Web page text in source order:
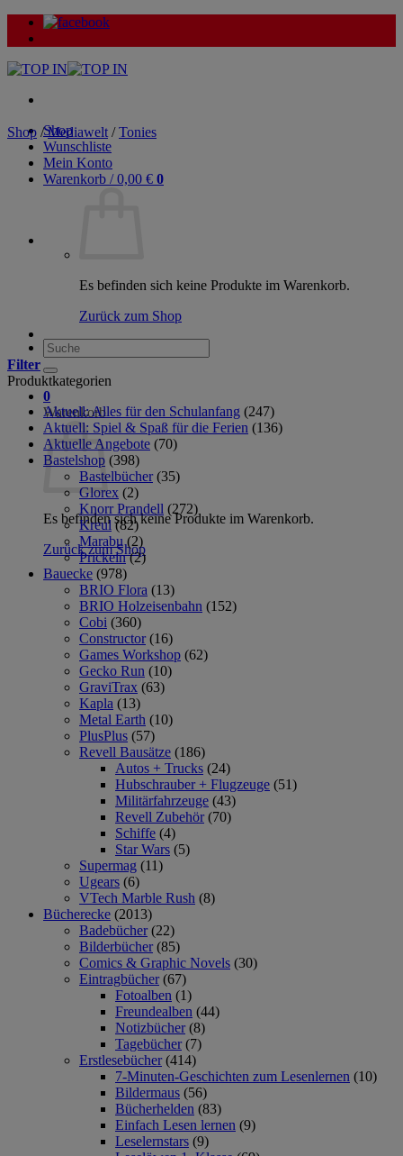
Zum
Inhalt
Shop
Wunschliste
Mein Konto
Warenkorb /0,00 € 0
Es befinden sich keine Produkte im Warenkorb.
Zurück zum Shop
Suche
nach:
0
Warenkorb
Es befinden sich keine Produkte im Warenkorb.
Zurück zum Shop
Shop / Mediawelt / Tonies
Filter
Produktkategorien
Aktuell: Alles für den Schulanfang (247)
Aktuell: Spiel & Spaß für die Ferien (136)
Aktuelle Angebote (70)
Bastelshop (398)
Bastelbücher (35)
Glorex (2)
Knorr Prandell (272)
Kreul (82)
Marabu (2)
Prickeln (2)
Bauecke (978)
BRIO Flora (13)
BRIO Holzeisenbahn (152)
Cobi (360)
Constructor (16)
Games Workshop (62)
Gecko Run (10)
GraviTrax (63)
Kapla (13)
Metal Earth (10)
PlusPlus (57)
Revell Bausätze (186)
Autos + Trucks (24)
Hubschrauber + Flugzeuge (51)
Militärfahrzeuge (43)
Revell Zubehör (70)
Schiffe (4)
Star Wars (5)
Supermag (11)
Ugears (6)
VTech Marble Rush (8)
Bücherecke (2013)
Badebücher (22)
Bilderbücher (85)
Comics & Graphic Novels (30)
Eintragbücher (67)
Fotoalben (1)
Freundealben (44)
Notizbücher (8)
Tagebücher (7)
Erstlesebücher (414)
7-Minuten-Geschichten zum Lesenlernen (10)
Bildermaus (56)
Bücherhelden (83)
Einfach Lesen lernen (9)
Leselernstars (9)